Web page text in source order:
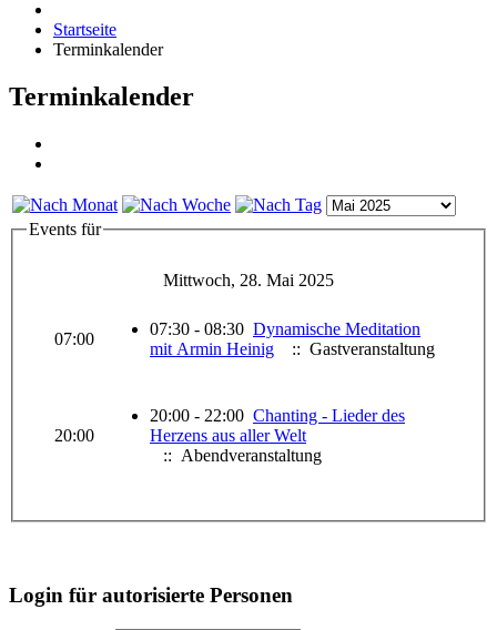
Startseite
Terminkalender
Terminkalender
Events für
Mittwoch, 28. Mai 2025
07:00
07:30 - 08:30 Dynamische Meditation
mit Armin Heinig
:: Gastveranstaltung
20:00
20:00 - 22:00 Chanting - Lieder des
Herzens aus aller Welt
:: Abendveranstaltung
Login für autorisierte Personen